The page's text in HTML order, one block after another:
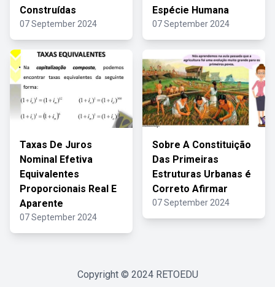
Construídas
07 September 2024
Espécie Humana
07 September 2024
Taxas De Juros
Nominal Efetiva
Equivalentes
Proporcionais Real E
Aparente
07 September 2024
Sobre A Constituição
Das Primeiras
Estruturas Urbanas é
Correto Afirmar
07 September 2024
Copyright © 2024 RETOEDU